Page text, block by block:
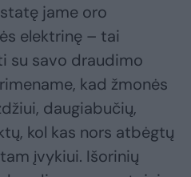
jame oro
elektrinę – tai
su savo draudimo
kad žmonės
daugiabučių,
kol kas nors atbėgtų
įvykiui. Išorinių